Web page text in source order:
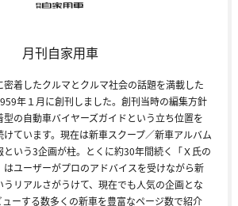
月刊自家用車
着したクルマとクルマ社会の話題を満載した
年１月に創刊しました。創刊当時の編集方針
の自動車バイヤーズガイドという立ち位置を
ています。現在は新車スクープ／新車アルバム
という3企画が柱。とくに約30年間続く「Ｘ氏の
ユーザーがプロのアドバイスを受けながら新
リアルさがうけて、現在でも人気の企画とな
ューする数多くの新車を豊富なページ数で紹介